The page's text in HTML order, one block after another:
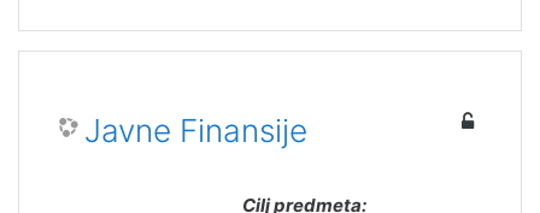
Javne Finansije
Cilj predmeta: